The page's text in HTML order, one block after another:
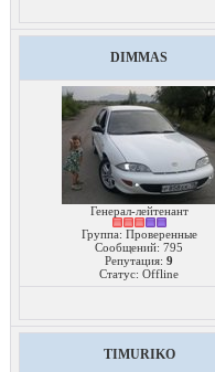
DIMMAS
Генерал-лейтенант
Группа: Проверенные
Сообщений: 795
Репутация: 9
Статус: Offline
TIMURIKO